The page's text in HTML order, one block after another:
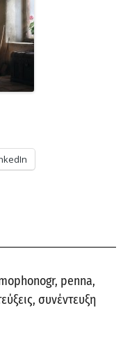
, penna,
, συνέντευξη